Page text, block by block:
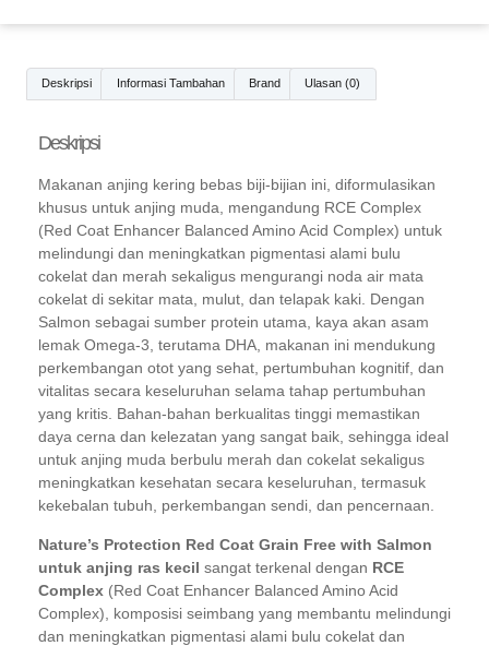
Deskripsi Informasi Tambahan Brand Ulasan (0)
Deskripsi
Makanan anjing kering bebas biji-bijian ini, diformulasikan
khusus untuk anjing muda, mengandung RCE Complex
(Red Coat Enhancer Balanced Amino Acid Complex) untuk
melindungi dan meningkatkan pigmentasi alami bulu
cokelat dan merah sekaligus mengurangi noda air mata
cokelat di sekitar mata, mulut, dan telapak kaki. Dengan
Salmon sebagai sumber protein utama, kaya akan asam
lemak Omega-3, terutama DHA, makanan ini mendukung
perkembangan otot yang sehat, pertumbuhan kognitif, dan
vitalitas secara keseluruhan selama tahap pertumbuhan
yang kritis. Bahan-bahan berkualitas tinggi memastikan
daya cerna dan kelezatan yang sangat baik, sehingga ideal
untuk anjing muda berbulu merah dan cokelat sekaligus
meningkatkan kesehatan secara keseluruhan, termasuk
kekebalan tubuh, perkembangan sendi, dan pencernaan.
Nature’s Protection Red Coat Grain Free with Salmon
untuk anjing ras kecil sangat terkenal dengan RCE
Complex (Red Coat Enhancer Balanced Amino Acid
Complex), komposisi seimbang yang membantu melindungi
dan meningkatkan pigmentasi alami bulu cokelat dan